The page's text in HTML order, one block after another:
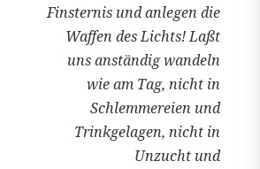
Finsternis und anlegen die
Waffen des Lichts! Laßt
uns anständig wandeln
wie am Tag, nicht in
Schlemmereien und
Trinkgelagen, nicht in
Unzucht und